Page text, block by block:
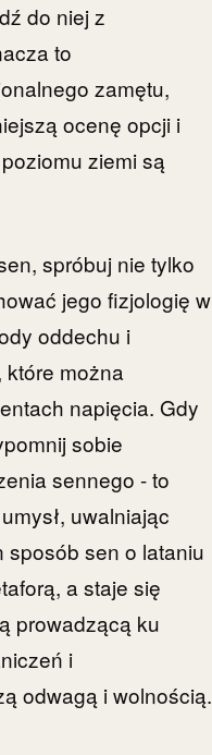
do niej z
to
zamętu,
ocenę opcji i
ziemi są
spróbuj nie tylko
jego fizjologię w
oddechu i
można
napięcia. Gdy
sobie
sennego - to
uwalniając
sposób sen o lataniu
a staje się
prowadzącą ku
i
odwagą i wolnością.